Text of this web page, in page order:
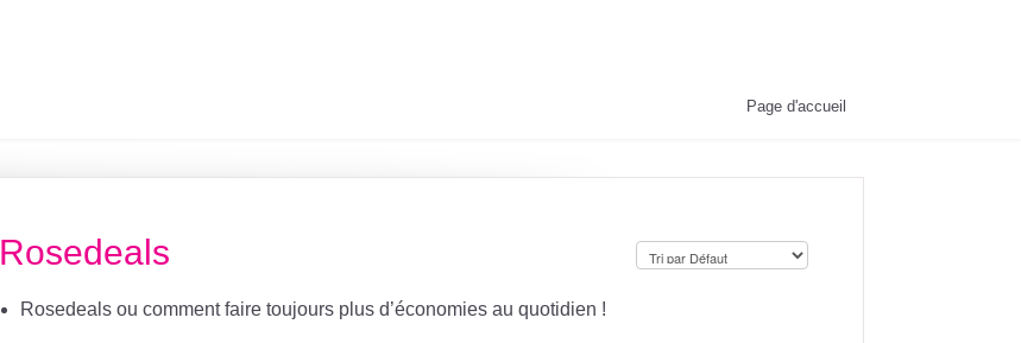
Page d'accueil
Rosedeals
Rosedeals ou comment faire toujours plus d’économies au quotidien !